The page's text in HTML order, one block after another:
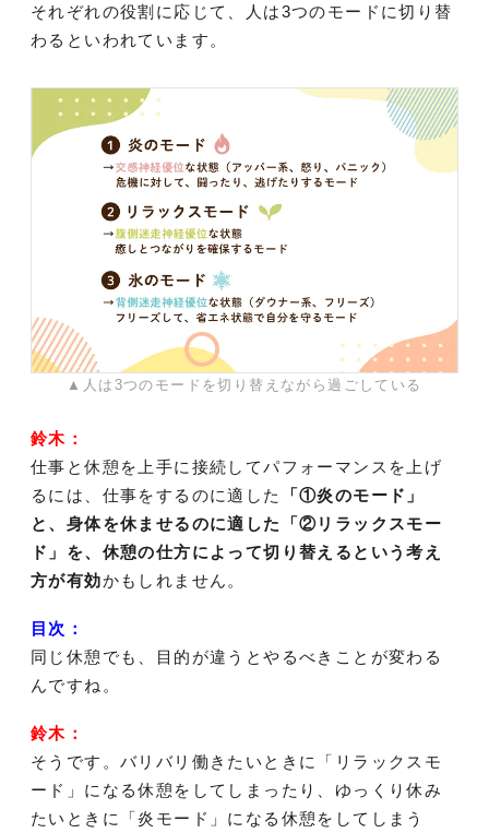
それぞれの役割に応じて、人は3つのモードに切り替
わるといわれています。
▲人は3つのモードを切り替えながら過ごしている
鈴木：
仕事と休憩を上手に接続してパフォーマンスを上げ
るには、仕事をするのに適した
「①炎のモード」
と、身体を休ませるのに適した「②リラックスモー
ド」を、休憩の仕方によって切り替えるという考え
方が有効かもしれません。
目次：
同じ休憩でも、目的が違うとやるべきことが変わる
んですね。
鈴木：
そうです。バリバリ働きたいときに「リラックスモ
ード」になる休憩をしてしまったり、ゆっくり休み
たいときに「炎モード」になる休憩をしてしまう